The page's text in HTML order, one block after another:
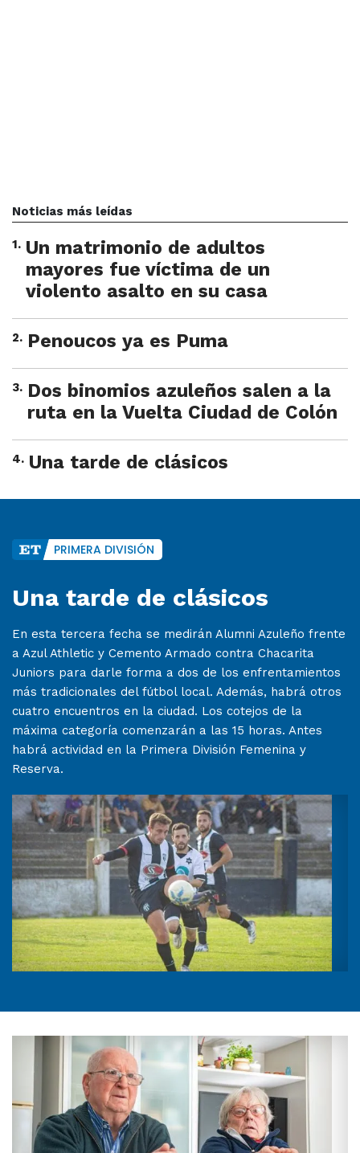
Noticias más leídas
1. Un matrimonio de adultos
mayores fue víctima de un
violento asalto en su casa
2. Penoucos ya es Puma
3. Dos binomios azuleños salen a la
ruta en la Vuelta Ciudad de Colón
4. Una tarde de clásicos
PRIMERA DIVISIÓN
Una tarde de clásicos
En esta tercera fecha se medirán Alumni Azuleño frente
a Azul Athletic y Cemento Armado contra Chacarita
Juniors para darle forma a dos de los enfrentamientos
más tradicionales del fútbol local. Además, habrá otros
cuatro encuentros en la ciudad. Los cotejos de la
máxima categoría comenzarán a las 15 horas. Antes
habrá actividad en la Primera División Femenina y
Reserva.